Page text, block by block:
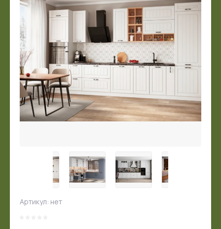
Артикул: нет